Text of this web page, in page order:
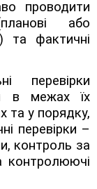
проводити
або
та фактичні
перевірки
в межах їх
та у порядку,
перевірки –
контроль за
контролюючі